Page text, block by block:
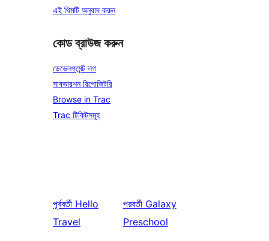
এই থিমটি অনুবাদ করুন
কোড ব্রাউজ করুন
ডেভেলপমেন্ট লগ
সাবভারশন রিপোজিটরি
Browse in Trac
Trac টিকিটসমূহ
পূর্ববর্তী Hello
Travel
পরবর্তী Galaxy
Preschool